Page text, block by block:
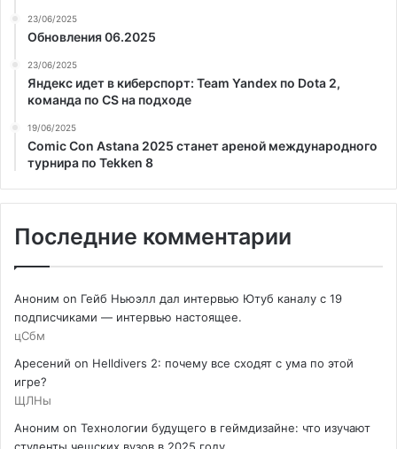
23/06/2025
Обновления 06.2025
23/06/2025
Яндекс идет в киберспорт: Team Yandex по Dota 2,
команда по CS на подходе
19/06/2025
Comic Con Astana 2025 станет ареной международного
турнира по Tekken 8
Последние комментарии
Аноним on Гейб Ньюэлл дал интервью Ютуб каналу с 19
подписчиками — интервью настоящее.
цСбм
Аресений on Helldivers 2: почему все сходят с ума по этой
игре?
ЩЛНы
Аноним on Технологии будущего в геймдизайне: что изучают